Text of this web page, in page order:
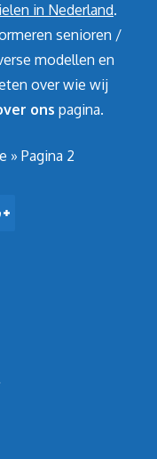
in Nederland.
senioren /
modellen en
over wie wij
ons pagina.
» Pagina 2